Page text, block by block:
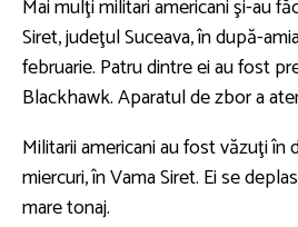
Mai mulţi militari americani şi-au
Siret, judeţul Suceava, în după-
februarie. Patru dintre ei au fost
Blackhawk. Aparatul de zbor a
Militarii americani au fost văzuţi în
miercuri, în Vama Siret. Ei se
mare tonaj.